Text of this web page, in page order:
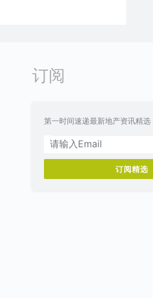
订阅
第一时间速递最新地产资讯精选
订阅精选